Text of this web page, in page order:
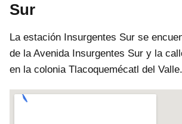
Sur
La estación Insurgentes Sur se
de la Avenida Insurgentes Sur y la
en la colonia Tlacoquemécatl del Valle.